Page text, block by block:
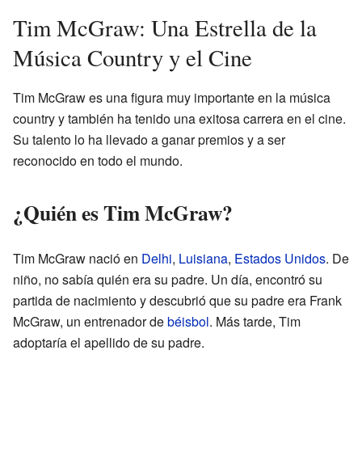
Tim McGraw: Una Estrella de la
Música Country y el Cine
Tim McGraw es una figura muy importante en la música
country y también ha tenido una exitosa carrera en el cine.
Su talento lo ha llevado a ganar premios y a ser
reconocido en todo el mundo.
¿Quién es Tim McGraw?
Tim McGraw nació en Delhi, Luisiana, Estados Unidos. De
niño, no sabía quién era su padre. Un día, encontró su
partida de nacimiento y descubrió que su padre era Frank
McGraw, un entrenador debéisbol. Más tarde, Tim
adoptaría el apellido de su padre.